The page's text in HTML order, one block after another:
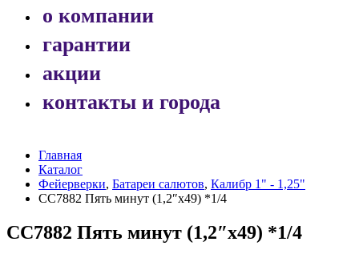
о компании
гарантии
акции
контакты и города
Главная
Каталог
Фейерверки, Батареи салютов, Калибр 1" - 1,25"
СС7882 Пять минут (1,2″х49) *1/4
СС7882 Пять минут (1,2″х49) *1/4